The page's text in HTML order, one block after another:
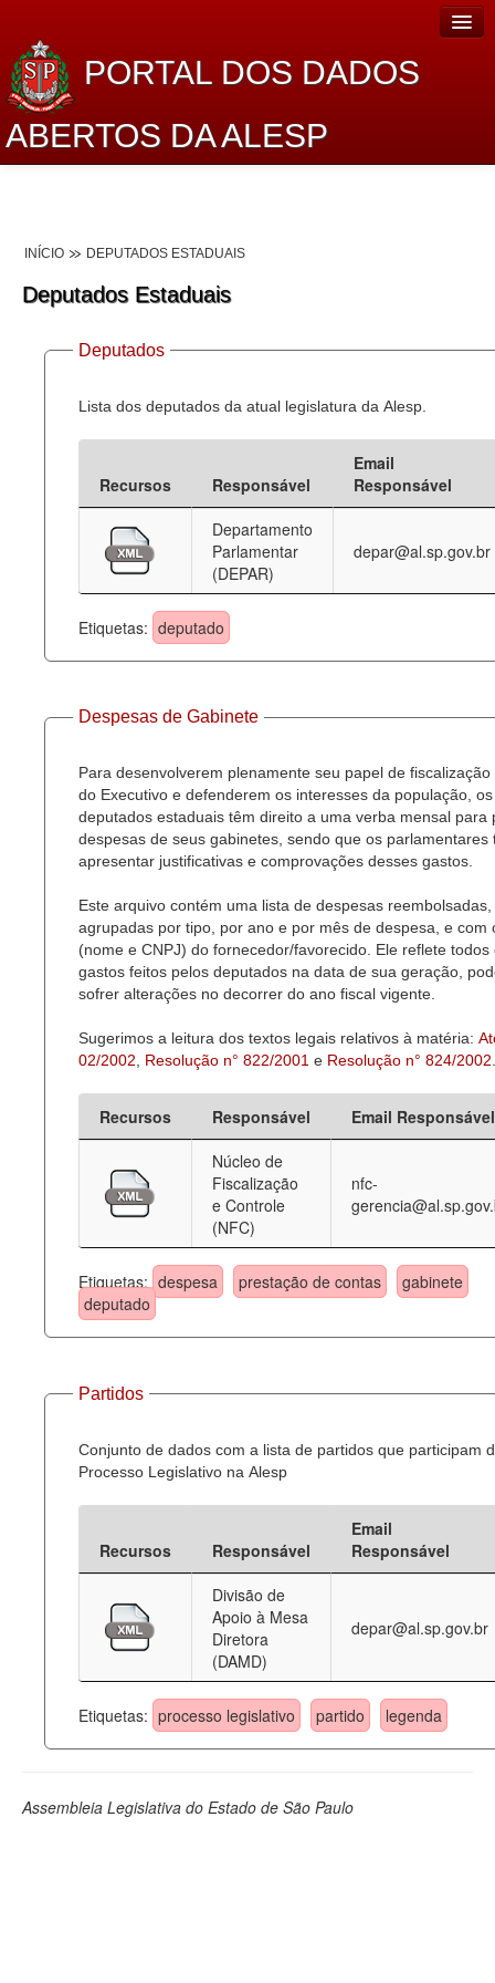
PORTAL DOS DADOS
ABERTOS DA ALESP
Lei de Acesso à Informação
Dados Governamentais Abertos
Planejamento
Catálogo de dados
Processo Legislativo
Deputados Estaduais
Administração
Legislação
Agenda
Perguntas frequentes
INÍCIO DEPUTADOS ESTADUAIS
Deputados Estaduais
Deputados
Lista dos deputados da atual legislatura da Alesp.
Recursos Responsável
Email
Responsável
Departamento
Parlamentar
(DEPAR)
depar@al.sp.gov.br
Etiquetas: deputado
Despesas de Gabinete
Para desenvolverem plenamente seu papel de fiscalização
do Executivo e defenderem os interesses da população, os
deputados estaduais têm direito a uma verba mensal para
despesas de seus gabinetes, sendo que os parlamentares
apresentar justificativas e comprovações desses gastos.
Este arquivo contém uma lista de despesas reembolsadas,
agrupadas por tipo, por ano e por mês de despesa, e com
(nome e CNPJ) do fornecedor/favorecido. Ele reflete todos
gastos feitos pelos deputados na data de sua geração,
sofrer alterações no decorrer do ano fiscal vigente.
Sugerimos a leitura dos textos legais relativos à matéria:
02/2002
Resolução n° 822/2001 e Resolução n° 824/2002
Recursos Responsável
Email Responsável
Núcleo de
Fiscalização
e Controle
(NFC)
nfc-
Etiquetas: despesa prestação de contas
gabinete
deputado
Partidos
Conjunto de dados com a lista de partidos que participam
Processo Legislativo na Alesp
Recursos Responsável
Email
Responsável
Divisão de
Apoio à Mesa
Diretora
(DAMD)
depar@al.sp.gov.br
Etiquetas: processo legislativo partido legenda
Assembleia Legislativa do Estado de São Paulo